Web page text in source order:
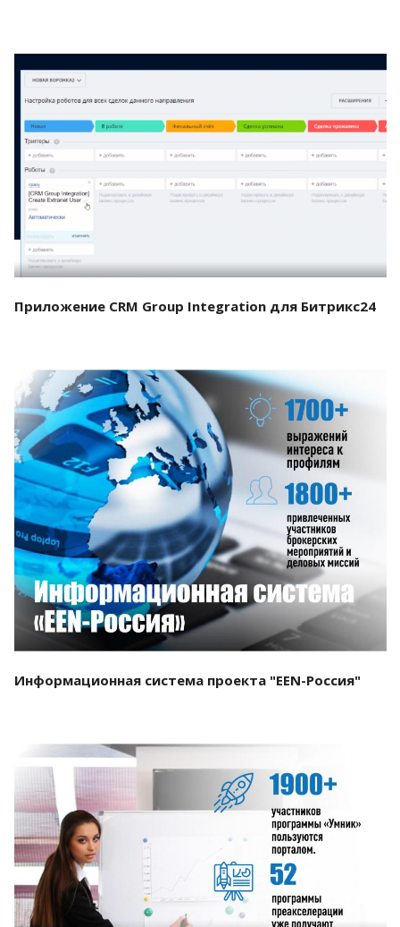
Смотреть проект
Приложение CRM Group Integration для Битрикс24
Смотреть проект
Информационная система проекта "EEN-Россия"
Смотреть проект